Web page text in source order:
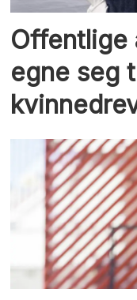
Offentlige
egne seg